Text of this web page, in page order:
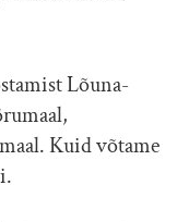
Lõuna-
Kuid võtame